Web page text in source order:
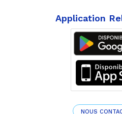
Application
NOUS